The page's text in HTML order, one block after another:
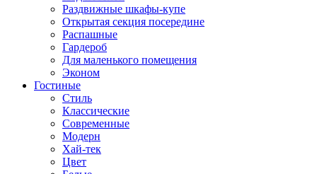
Раздвижные шкафы-купе
Открытая секция посередине
Распашные
Гардероб
Для маленького помещения
Эконом
Гостиные
Стиль
Классические
Современные
Модерн
Хай-тек
Цвет